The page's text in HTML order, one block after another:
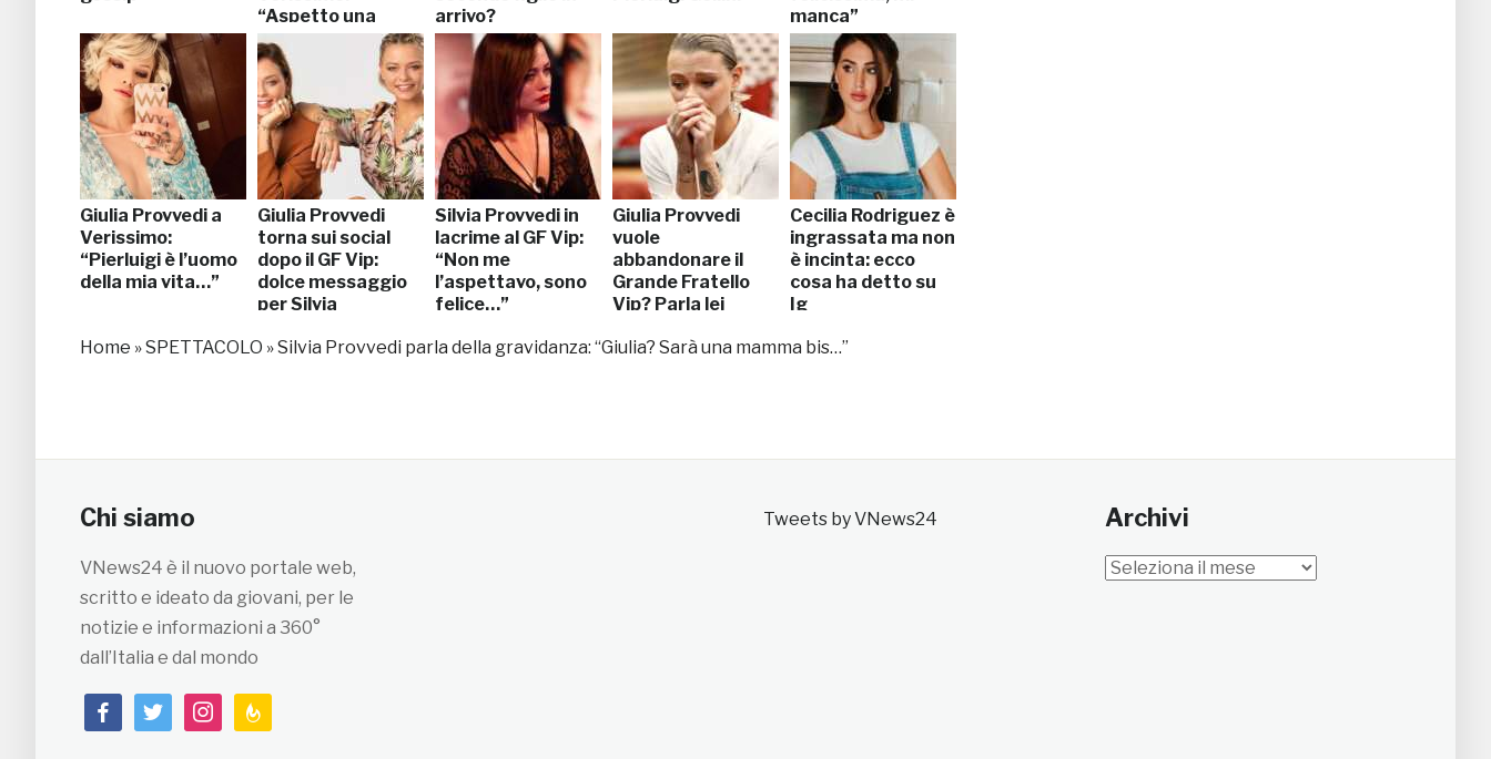
“Aspetto una
bambina”
arrivo?
manca”
Giulia Provvedi a
Verissimo:
“Pierluigi è l’uomo
della mia vita…”
Giulia Provvedi
torna sui social
dopo il GF Vip:
dolce messaggio
per Silvia
Silvia Provvedi in
lacrime al GF Vip:
“Non me
l’aspettavo, sono
felice…”
Giulia Provvedi
vuole
abbandonare il
Grande Fratello
Vip? Parla lei
Cecilia Rodriguez è
ingrassata ma non
è incinta: ecco
cosa ha detto su
Ig
Home »SPETTACOLO »Silvia Provvedi parla della gravidanza: “Giulia? Sarà una mamma bis…”
Chi siamo
VNews24 è il nuovo portale web,
scritto e ideato da giovani, per le
notizie e informazioni a 360°
dall’Italia e dal mondo
facebooktwitterinstagramfeedburner
Tweets by VNews24 Archivi
Archivi